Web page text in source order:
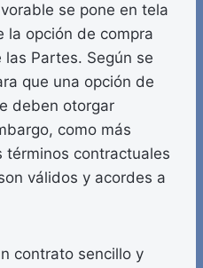
se pone en tela
la opción de compra
Partes. Según se
que una opción de
deben otorgar
como más
términos contractuales
válidos y acordes a
contrato sencillo y